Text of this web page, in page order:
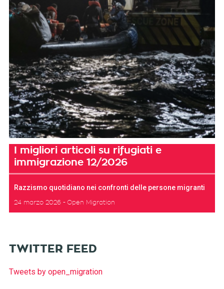
I migliori articoli su rifugiati e
immigrazione 12/2026
Razzismo quotidiano nei confronti delle persone migranti
24 marzo 2026 Open Migration
TWITTER FEED
Tweets by open_migration